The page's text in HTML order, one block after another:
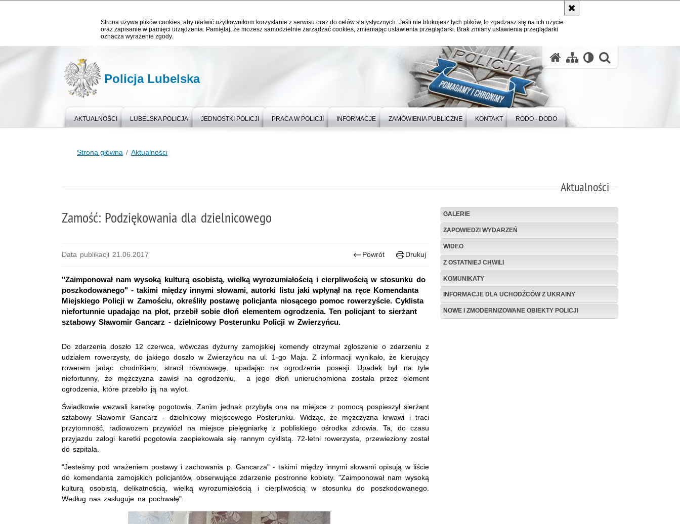
Strona używa plików cookies, aby ułatwić użytkownikom korzystanie z serwisu oraz do celów statystycznych. Jeśli nie blokujesz tych plików, to zgadzasz się na ich użycie
oraz zapisanie w pamięci urządzenia. Pamiętaj, że możesz samodzielnie zarządzać cookies, zmieniając ustawienia przeglądarki. Brak zmiany ustawienia przeglądarki
oznacza wyrażenie zgody.
Policja Lubelska
AKTUALNOŚCI LUBELSKA POLICJA JEDNOSTKI POLICJI PRACA W POLICJI INFORMACJE ZAMÓWIENIA PUBLICZNE KONTAKT RODO - DODO
Strona główna Aktualności
Aktualności
Zamość: Podziękowania dla dzielnicowego
Data publikacji 21.06.2017 Powrót Drukuj
"Zaimponował nam wysoką kulturą osobistą, wielką wyrozumiałością i cierpliwością w stosunku do
poszkodowanego" - takimi między innymi słowami, autorki listu jaki wpłynął na ręce Komendanta
Miejskiego Policji w Zamościu, określiły postawę policjanta niosącego pomoc rowerzyście. Cyklista
niefortunnie upadając na płot, przebił sobie dłoń elementem ogrodzenia. Ten policjant to sierżant
sztabowy Sławomir Gancarz - dzielnicowy Posterunku Policji w Zwierzyńcu.
Do zdarzenia doszło 12 czerwca, wówczas dyżurny zamojskiej komendy otrzymał zgłoszenie o zdarzeniu z
udziałem rowerzysty, do jakiego doszło w Zwierzyńcu na ul. 1-go Maja. Z informacji wynikało, że kierujący
rowerem jadąc chodnikiem, stracił równowagę, upadając na ogrodzenie posesji. Upadek był na tyle
niefortunny, że mężczyzna zawisł na ogrodzeniu, a jego dłoń unieruchomiona została przez element
ogrodzenia, które przebiło ją na wylot.
Świadkowie wezwali karetkę pogotowia. Zanim jednak przybyła ona na miejsce z pomocą pospieszył sierżant
sztabowy Sławomir Gancarz - dzielnicowy miejscowego Posterunku. Widząc, że mężczyzna krwawi i traci
przytomność, radiowozem przywiózł na miejsce pielęgniarkę z pobliskiego ośrodka zdrowia. Ta, do czasu
przyjazdu załogi karetki pogotowia zaopiekowała się rannym cyklistą. 72-letni rowerzysta, przewieziony został
do szpitala.
"Jesteśmy pod wrażeniem postawy i zachowania p. Gancarza" - takimi między innymi słowami opisują w liście
do komendanta zamojskich policjantów, obserwujące zdarzenie postronne kobiety. "Zaimponował nam wysoką
kulturą osobistą, delikatnością, wielką wyrozumiałością i cierpliwością w stosunku do poszkodowanego.
Według nas zasługuje na pochwałę".
GALERIE
ZAPOWIEDZI WYDARZEŃ
WIDEO
Z OSTATNIEJ CHWILI
KOMUNIKATY
INFORMACJE DLA UCHODŹCÓW Z UKRAINY
NOWE I ZMODERNIZOWANE OBIEKTY POLICJI